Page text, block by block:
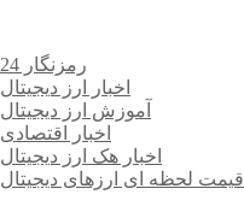
رمزنگار 24
اخبار ارز دیجیتال
آموزش ارز دیجیتال
اخبار اقتصادی
اخبار هک ارز دیجیتال
قیمت لحظه ای ارزهای دیجیتال